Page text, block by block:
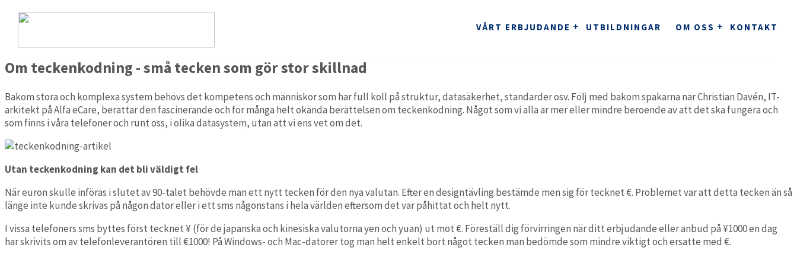
VÅRT ERBJUDANDE
Dokumentation
Enkel och strukturerad journalföring för utförare.
Planering
Användarvänlig planeringsmodul för vård och omsorg.
Säker digital signering av insatser och läkemedel.
Komplett modul för personlig assistans.
Arbete & Kompetens
Enkel och strukturerad journalföring.
ClinicBuddy
Clinics
UTBILDNINGAR OM OSS KONTAKT
Om teckenkodning – små tecken som gör stor skillnad
Om teckenkodning - små tecken som gör stor skillnad
Bakom stora och komplexa system behövs det kompetens och människor som har full koll på struktur, datasäkerhet, standarder osv. Följ med bakom spakarna när Christian Davén, IT-
arkitekt på Alfa eCare, berättar den fascinerande och för många helt okända berättelsen om teckenkodning. Något som vi alla är mer eller mindre beroende av att det ska fungera och
som finns i våra telefoner och runt oss, i olika datasystem, utan att vi ens vet om det.
Utan teckenkodning kan det bli väldigt fel
När euron skulle införas i slutet av 90-talet behövde man ett nytt tecken för den nya valutan. Efter en designtävling bestämde men sig för tecknet €. Problemet var att detta tecken än så
länge inte kunde skrivas på någon dator eller i ett sms någonstans i hela världen eftersom det var påhittat och helt nytt.
I vissa telefoners sms byttes först tecknet¥ (för de japanska och kinesiska valutorna yen och yuan) ut mot €. Föreställ dig förvirringen när ditterbjudande eller anbud på¥1000 en dag
har skrivits om av telefonleverantören till €1000! På Windows- och Mac-datorertog man helt enkelt bort något tecken man bedömde som mindre viktigt ochersatte med €.